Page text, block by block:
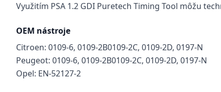
Využitím PSA 1.2 GDI Puretech Timing Tool môžu
OEM nástroje
Citroen: 0109-6, 0109-2B0109-2C, 0109-2D, 0197-N
Peugeot: 0109-6, 0109-2B0109-2C, 0109-2D, 0197-N
Opel: EN-52127-2